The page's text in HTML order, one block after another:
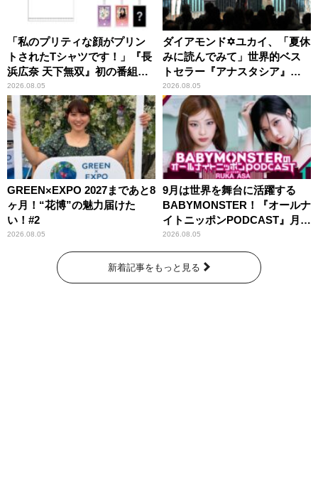
「私のプリティな顔がプリン
トされたTシャツです！」『長
浜広奈 天下無双』初の番組グ
ッズ発売
2026.08.05
ダイアモンド✡ユカイ、「夏休
みに読んでみて」世界的ベス
トセラー『アナスタシア』を
紹介
2026.08.05
GREEN×EXPO 2027まであと8
ヶ月！“花博”の魅力届けた
い！#2
2026.08.05
9月は世界を舞台に活躍する
BABYMONSTER！『オールナ
イトニッポンPODCAST』月替
わりパーソナリティ
2026.08.05
新着記事をもっと見る